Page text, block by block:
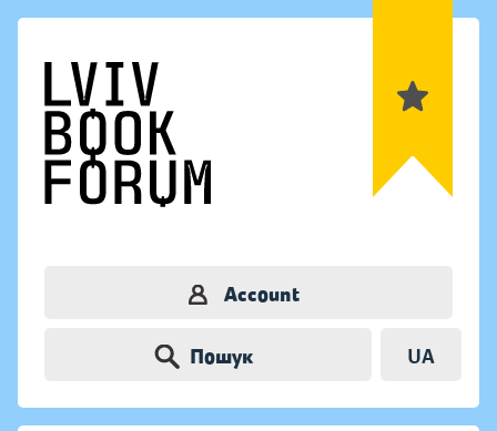
Account
Пошук UA